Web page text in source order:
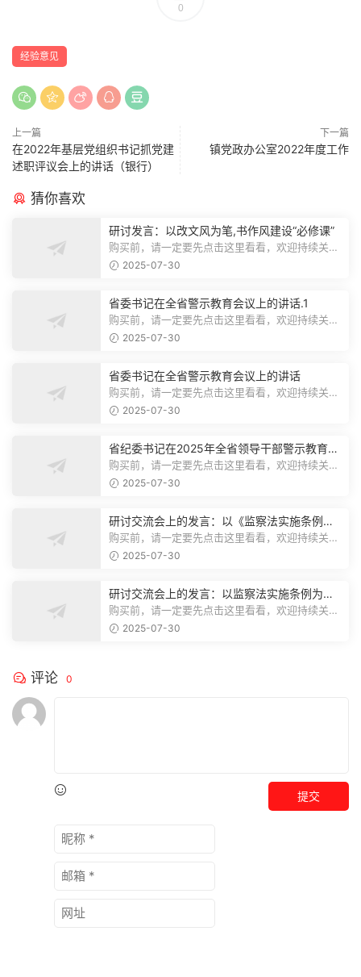
0
经验意见
上一篇
在2022年基层党组织书记抓党建
述职评议会上的讲话（银行）
下一篇
镇党政办公室2022年度工作
猜你喜欢
研讨发言：以改文风为笔,书作风建设“必修课”
购买前，请一定要先点击这里看看，欢迎持续关
注，精彩模板每天推送预览结束，本文...
2025-07-30
省委书记在全省警示教育会议上的讲话.1
购买前，请一定要先点击这里看看，欢迎持续关
注，精彩模板每天推送预览结束，本文...
2025-07-30
省委书记在全省警示教育会议上的讲话
购买前，请一定要先点击这里看看，欢迎持续关
注，精彩模板每天推送预览结束，本文...
2025-07-30
省纪委书记在2025年全省领导干部警示教育会
上的讲话.1
购买前，请一定要先点击这里看看，欢迎持续关
注，精彩模板每天推送预览结束，本文...
2025-07-30
研讨交流会上的发言：以《监察法实施条例》
为纲,推动巡察工作高质量发展
购买前，请一定要先点击这里看看，欢迎持续关
注，精彩模板每天推送预览结束，本文...
2025-07-30
研讨交流会上的发言：以监察法实施条例为纲
推动巡察工作高质量发展
购买前，请一定要先点击这里看看，欢迎持续关
注，精彩模板每天推送预览结束，本文...
2025-07-30
评论 0
提交